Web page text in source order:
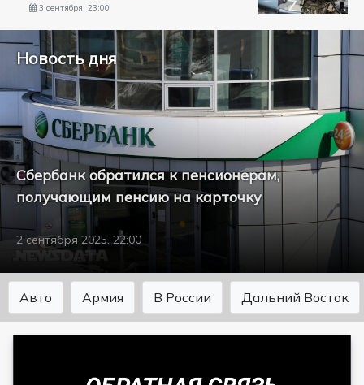
3 сентября, 23:00
Новость дня
Сбербанк обратился к пенсионерам,
получающим пенсию на карточку
2 сентября 2025, 22:00
Авто Армия В России Дальний Восток